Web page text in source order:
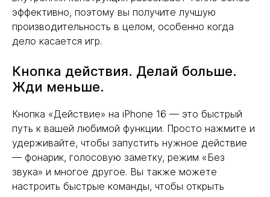
эффективно, поэтому вы получите лучшую
производительность в целом, особенно когда
дело касается игр.
Кнопка действия. Делай больше.
Жди меньше.
Кнопка «Действие» на iPhone 16 — это быстрый
путь к вашей любимой функции. Просто нажмите и
удерживайте, чтобы запустить нужное действие
— фонарик, голосовую заметку, режим «Без
звука» и многое другое. Вы также можете
настроить быстрые команды, чтобы открыть